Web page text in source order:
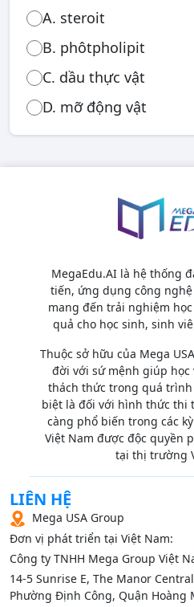
A. steroit
B. phôtpholipit
C. dầu thực vật
D. mỡ động vật
MegaEdu.AI là hệ thống
tiến, ứng dụng công
mang đến trải nghiệm
quả cho học sinh, sinh
Thuộc sở hữu của Mega
đời với sứ mệnh giúp
thách thức trong quá
biệt là đối với hình thức thi
càng phổ biến trong các
Việt Nam được độc quyền
tại thị trường
LIÊN HỆ
Mega USA Group
Đơn vị phát triển tại Việt Nam:
Công ty TNHH Mega Group Việt
14‑5 Sunrise E, The Manor
Phường Định Công, Quận Hoàng